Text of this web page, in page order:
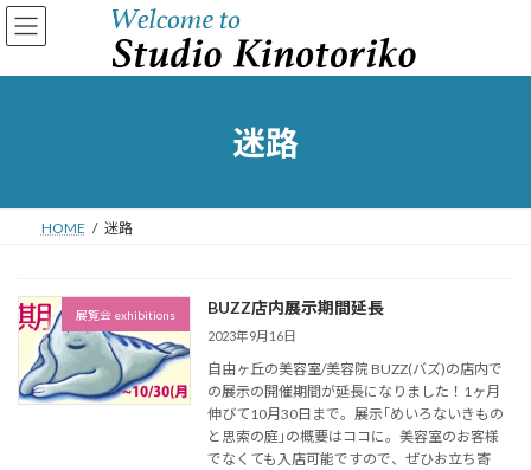
コ
ン
ン
ナ
ビ
ー
迷路
HOME 迷路
展覧会 exhibitions BUZZ店内展示期間延長
2023年9月16日
自由ヶ丘の美容室/美容院 BUZZ(バズ)の店内で
の展示の開催期間が延長になりました！1ヶ月
伸びて10月30日まで。展示｢めいろないきもの
と思索の庭｣の概要はココに。美容室のお客様
でなくても入店可能ですので、ぜひお立ち寄